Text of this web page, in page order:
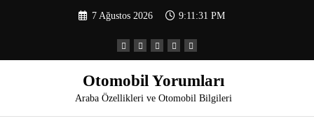
7 Ağustos 2026 9:11:31 PM
Otomobil Yorumları
Araba Özellikleri ve Otomobil Bilgileri